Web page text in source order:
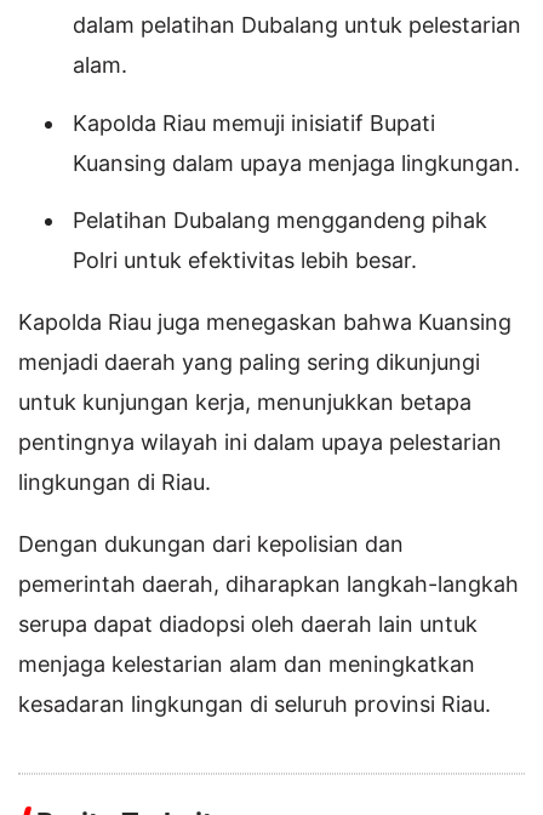
dalam pelatihan Dubalang untuk pelestarian
alam.
Kapolda Riau memuji inisiatif Bupati
Kuansing dalam upaya menjaga lingkungan.
Pelatihan Dubalang menggandeng pihak
Polri untuk efektivitas lebih besar.
Kapolda Riau juga menegaskan bahwa Kuansing
menjadi daerah yang paling sering dikunjungi
untuk kunjungan kerja, menunjukkan betapa
pentingnya wilayah ini dalam upaya pelestarian
lingkungan di Riau.
Dengan dukungan dari kepolisian dan
pemerintah daerah, diharapkan langkah-langkah
serupa dapat diadopsi oleh daerah lain untuk
menjaga kelestarian alam dan meningkatkan
kesadaran lingkungan di seluruh provinsi Riau.